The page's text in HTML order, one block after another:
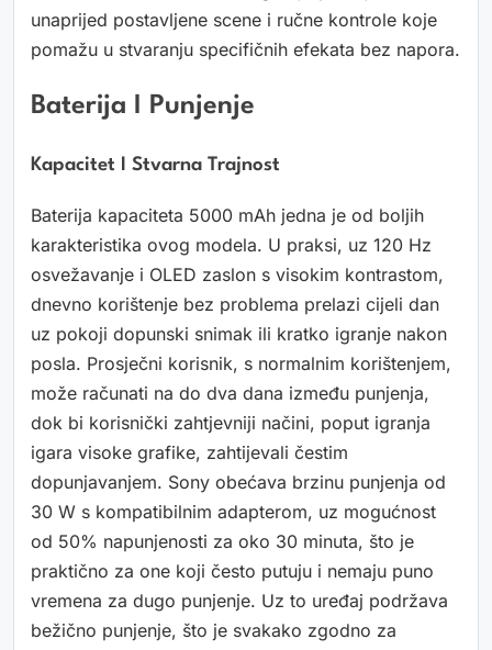
unaprijed postavljene scene i ručne kontrole koje
pomažu u stvaranju specifičnih efekata bez napora.
Baterija I Punjenje
Kapacitet I Stvarna Trajnost
Baterija kapaciteta 5000 mAh jedna je od boljih
karakteristika ovog modela. U praksi, uz 120 Hz
osvežavanje i OLED zaslon s visokim kontrastom,
dnevno korištenje bez problema prelazi cijeli dan
uz pokoji dopunski snimak ili kratko igranje nakon
posla. Prosječni korisnik, s normalnim korištenjem,
može računati na do dva dana između punjenja,
dok bi korisnički zahtjevniji načini, poput igranja
igara visoke grafike, zahtijevali čestim
dopunjavanjem. Sony obećava brzinu punjenja od
30 W s kompatibilnim adapterom, uz mogućnost
od 50% napunjenosti za oko 30 minuta, što je
praktično za one koji često putuju i nemaju puno
vremena za dugo punjenje. Uz to uređaj podržava
bežično punjenje, što je svakako zgodno za